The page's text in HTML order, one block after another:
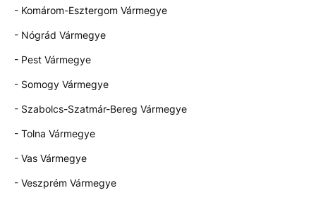
- Komárom-Esztergom Vármegye
- Nógrád Vármegye
- Pest Vármegye
- Somogy Vármegye
- Szabolcs-Szatmár-Bereg Vármegye
- Tolna Vármegye
- Vas Vármegye
- Veszprém Vármegye